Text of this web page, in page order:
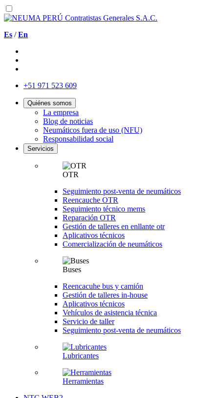
Es /En
+51 971 523 609
Quiénes somos
La empresa
Blog de noticias
Neumáticos fuera de uso (NFU)
Responsabilidad social
Servicios
OTR
Seguimiento post-venta de neumáticos
Reencauche OTR
Seguimiento técnico mems
Reparación OTR
Gestión de talleres en enllante otr
Aplicativos técnicos
Comercialización de neumáticos
Buses
Reencacuhe bus y camión
Gestión de talleres in-house
Aplicativos técnicos
Vehículos de asistencia técnica
Servicio de taller
Seguimiento post-venta de neumáticos
Lubricantes
Herramientas